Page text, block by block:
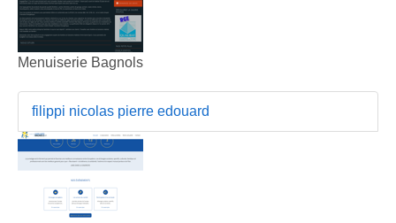
Menuiserie Bagnols
filippi nicolas pierre edouard